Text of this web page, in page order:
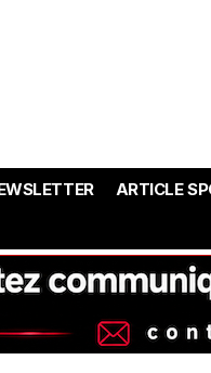
ARTICLE